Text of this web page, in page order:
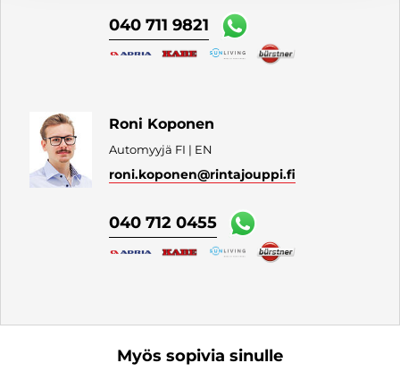
040 711 9821
Roni Koponen
Automyyjä FI | EN
roni.koponen@rintajouppi.fi
040 712 0455
Myös sopivia sinulle